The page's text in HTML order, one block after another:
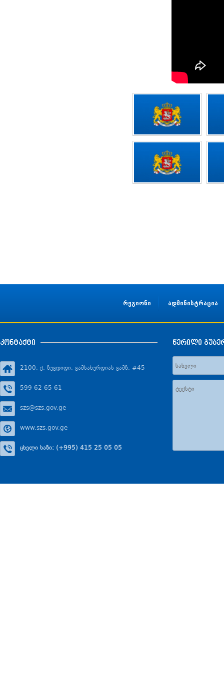
რეგიონი ადმინისტრაცია
კონტაქტი
2100, ქ. ზუგდიდი, გამსახურდიას გამზ. #45
599 62 65 61
szs@szs.gov.ge
www.szs.gov.ge
ცხელი ხაზი: (+995) 415 25 05 05
წერილი